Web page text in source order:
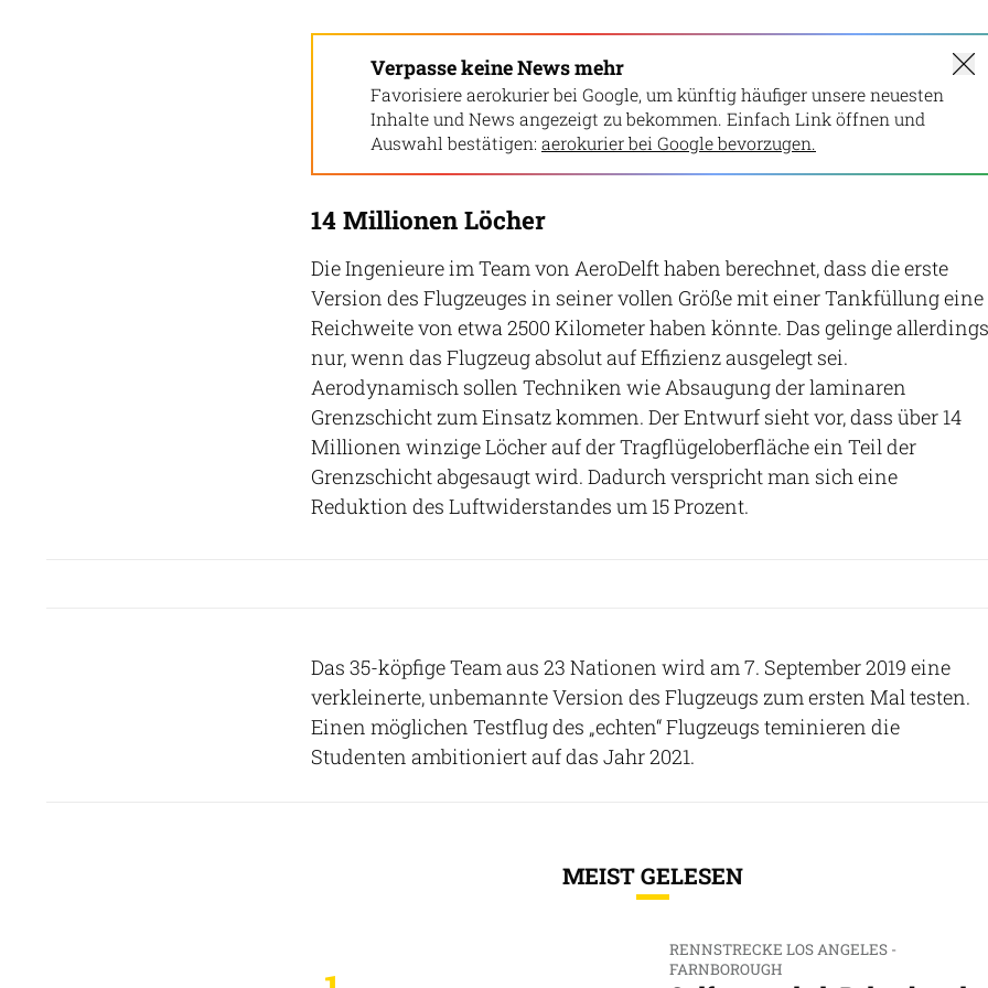
Verpasse keine News mehr
Favorisiere aerokurier bei Google, um künftig häufiger unsere neuesten
Inhalte und News angezeigt zu bekommen. Einfach Link öffnen und
Auswahl bestätigen: aerokurier bei Google bevorzugen.
14 Millionen Löcher
Die Ingenieure im Team von AeroDelft haben berechnet, dass die erste
Version des Flugzeuges in seiner vollen Größe mit einer Tankfüllung eine
Reichweite von etwa 2500 Kilometer haben könnte. Das gelinge allerdings
nur, wenn das Flugzeug absolut auf Effizienz ausgelegt sei.
Aerodynamisch sollen Techniken wie Absaugung der laminaren
Grenzschicht zum Einsatz kommen. Der Entwurf sieht vor, dass über 14
Millionen winzige Löcher auf der Tragflügeloberfläche ein Teil der
Grenzschicht abgesaugt wird. Dadurch verspricht man sich eine
Reduktion des Luftwiderstandes um 15 Prozent.
Das 35-köpfige Team aus 23 Nationen wird am 7. September 2019 eine
verkleinerte, unbemannte Version des Flugzeugs zum ersten Mal testen.
Einen möglichen Testflug des „echten“ Flugzeugs teminieren die
Studenten ambitioniert auf das Jahr 2021.
MEIST GELESEN
RENNSTRECKE LOS ANGELES -
FARNBOROUGH